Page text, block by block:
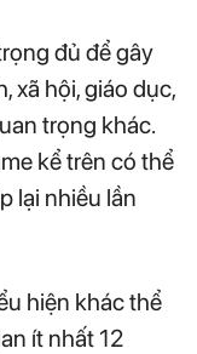
đủ để gây
xã hội, giáo dục,
trọng khác.
kể trên có thể
lại nhiều lần
hiện khác thể
ít nhất 12